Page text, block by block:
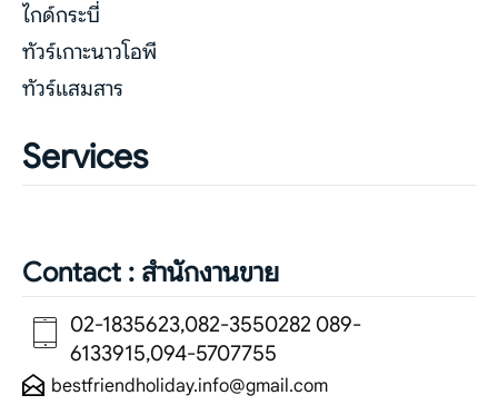
ไกด์กระบี่
ทัวร์เกาะนาวโอพี
ทัวร์แสมสาร
Services
Contact : สำนักงานขาย
02-1835623,082-3550282 089-
6133915,094-5707755
bestfriendholiday.info@gmail.com